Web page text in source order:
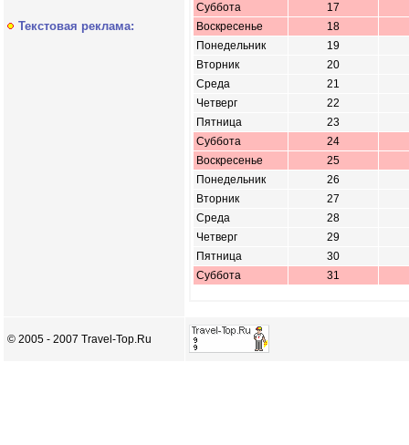
Текстовая реклама:
Суббота
17
Воскресенье
18
Понедельник
19
Вторник
20
Среда
21
Четверг
22
Пятница
23
Суббота
24
Воскресенье
25
Понедельник
26
Вторник
27
Среда
28
Четверг
29
Пятница
30
Суббота
31
© 2005 - 2007 Travel-Top.Ru